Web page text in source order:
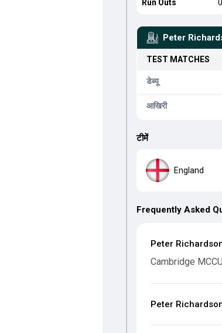
Run Outs 0
Peter
TEST MATCHES
डेब्यू
आखिरी
टीमें
England
Frequently Asked
Peter Richardson
Cambridge MCCU
Peter